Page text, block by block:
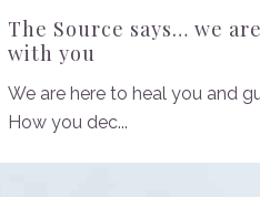
The Source says… we
with you
We are here to heal you and
How you dec...